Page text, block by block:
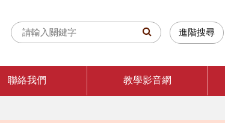
進階搜尋
聯絡我們 教學影音網